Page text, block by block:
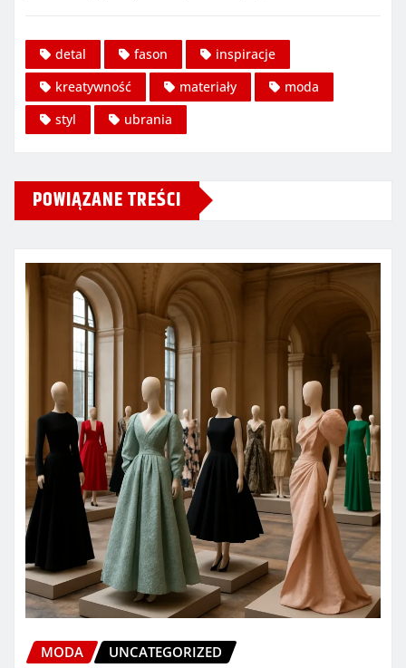
detal fason
inspiracje
kreatywność
materiały
moda
styl
ubrania
POWIĄZANE TREŚCI
MODA UNCATEGORIZED